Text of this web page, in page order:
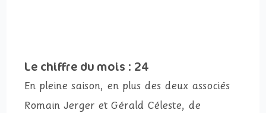
Le chiffre du mois : 24
En pleine saison, en plus des deux associés
Romain Jerger et Gérald Céleste, de